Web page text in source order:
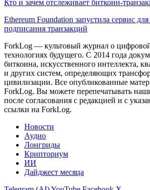
Кто и зачем отслеживает биткоин-
Ethereum Foundation запустила сервис
подписания транзакций
ForkLog — культовый журнал о
технологиях будущего. С 2014 года
биткоина, искусственного интеллекта,
и других систем, определяющих
цивилизации. Все опубликованные
ForkLog. Вы можете перепечатывать
после согласования с редакцией и с
ссылки на ForkLog.
Новости
Аудио
Лонгриды
Крипториум
ИИ
Дайджест месяца